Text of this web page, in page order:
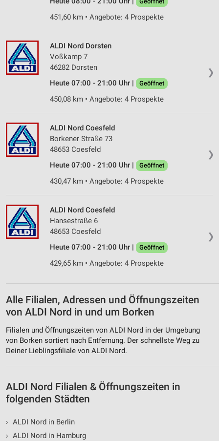
451,60 km • Angebote: 4 Prospekte
❯
ALDI Nord Dorsten
Voßkamp 7
46282 Dorsten
Heute 07:00 - 21:00 Uhr |
Geöffnet
450,08 km • Angebote: 4 Prospekte
❯
ALDI Nord Coesfeld
Borkener Straße 73
48653 Coesfeld
Heute 07:00 - 21:00 Uhr |
Geöffnet
430,47 km • Angebote: 4 Prospekte
❯
ALDI Nord Coesfeld
Hansestraße 6
48653 Coesfeld
Heute 07:00 - 21:00 Uhr |
Geöffnet
429,65 km • Angebote: 4 Prospekte
Alle Filialen, Adressen und Öffnungszeiten
von ALDI Nord in und um Borken
Filialen und Öffnungszeiten von ALDI Nord in der Umgebung
von Borken sortiert nach Entfernung. Der schnellste Weg zu
Deiner Lieblingsfiliale von ALDI Nord.
ALDI Nord Filialen & Öffnungszeiten in
folgenden Städten
› ALDI Nord in Berlin
› ALDI Nord in Hamburg
Verwendung reduzierter Daten zur Auswahl von
IAB-Besonderheiten:
Verwendung genauer Standortdaten
Geräte anhand von aktiv angeforderten
Informationen identifizieren
Nicht-IAB-Verarbeitungszwecke:
Performance
Funktional